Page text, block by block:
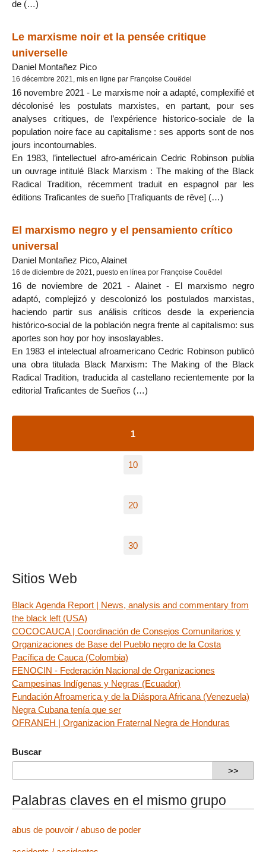
de (…)
Le marxisme noir et la pensée critique
universelle
Daniel Montañez Pico
16 décembre 2021, mis en ligne par Françoise Couëdel
16 novembre 2021 - Le marxisme noir a adapté, complexifié et
décolonisé les postulats marxistes, en partant, pour ses
analyses critiques, de l’expérience historico-sociale de la
population noire face au capitalisme : ses apports sont de nos
jours incontournables.
En 1983, l’intellectuel afro-américain Cedric Robinson publia
un ouvrage intitulé Black Marxism : The making of the Black
Radical Tradition, récemment traduit en espagnol par les
éditions Traficantes de sueño [Trafiquants de rêve] (…)
El marxismo negro y el pensamiento crítico
universal
Daniel Montañez Pico, Alainet
16 de diciembre de 2021, puesto en línea por Françoise Couëdel
16 de noviembre de 2021 - Alainet - El marxismo negro
adaptó, complejizó y descolonizó los postulados marxistas,
haciendo partir sus análisis críticos desde la experiencia
histórico-social de la población negra frente al capitalismo: sus
aportes son hoy por hoy insoslayables.
En 1983 el intelectual afroamericano Cedric Robinson publicó
una obra titulada Black Marxism: The Making of the Black
Radical Tradition, traducida al castellano recientemente por la
editorial Traficantes de Sueños (…)
1
10
20
30
Sitios Web
Black Agenda Report | News, analysis and commentary from
the black left (USA)
COCOCAUCA | Coordinación de Consejos Comunitarios y
Organizaciones de Base del Pueblo negro de la Costa
Pacífica de Cauca (Colombia)
FENOCIN - Federación Nacional de Organizaciones
Campesinas Indígenas y Negras (Ecuador)
Fundación Afroamerica y de la Diáspora Africana (Venezuela)
Negra Cubana tenía que ser
OFRANEH | Organizacion Fraternal Negra de Honduras
Buscar
Palabras claves en el mismo grupo
abus de pouvoir / abuso de poder